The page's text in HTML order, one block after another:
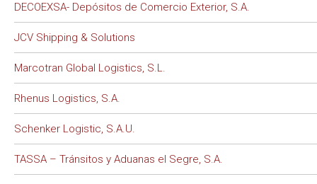
DECOEXSA- Depósitos de Comercio Exterior, S.A.
JCV Shipping & Solutions
Marcotran Global Logistics, S.L.
Rhenus Logistics, S.A.
Schenker Logistic, S.A.U.
TASSA – Tránsitos y Aduanas el Segre, S.A.